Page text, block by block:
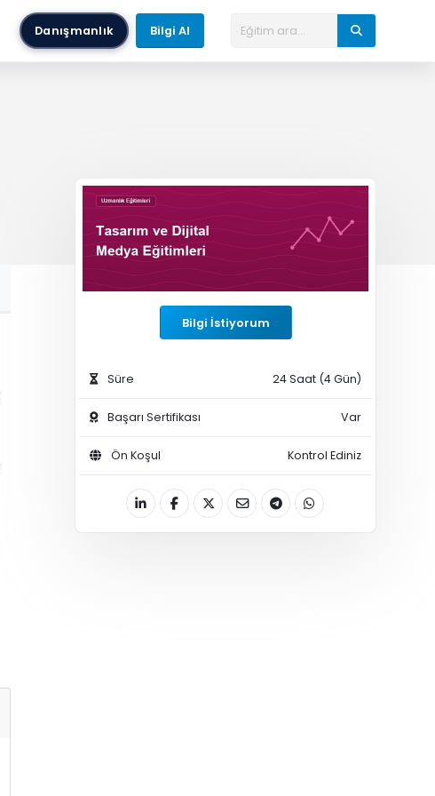
Danışmanlık Bilgi Al
Bilgi İstiyorum
Süre 24 Saat (4 Gün)
Başarı Sertifikası Var
Ön Koşul Kontrol Ediniz